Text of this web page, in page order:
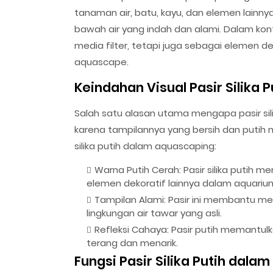
tanaman air, batu, kayu, dan elemen
bawah air yang indah dan alami. Dalam
media filter, tetapi juga sebagai elemen
aquascape.
Keindahan Visual Pasir Silika
Salah satu alasan utama mengapa pasir
karena tampilannya yang bersih dan putih
silika putih dalam aquascaping:
Warna Putih Cerah: Pasir silika putih
elemen dekoratif lainnya dalam
Tampilan Alami: Pasir ini membantu
lingkungan air tawar yang asli.
Refleksi Cahaya: Pasir putih
terang dan menarik.
Fungsi Pasir Silika Putih